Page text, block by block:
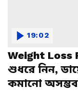
Weight Loss
শুধরে নিন,
কমানো
19:02